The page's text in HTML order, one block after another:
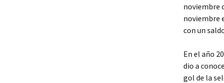
noviembre
noviembre
con un
En el año
dio a
gol de la